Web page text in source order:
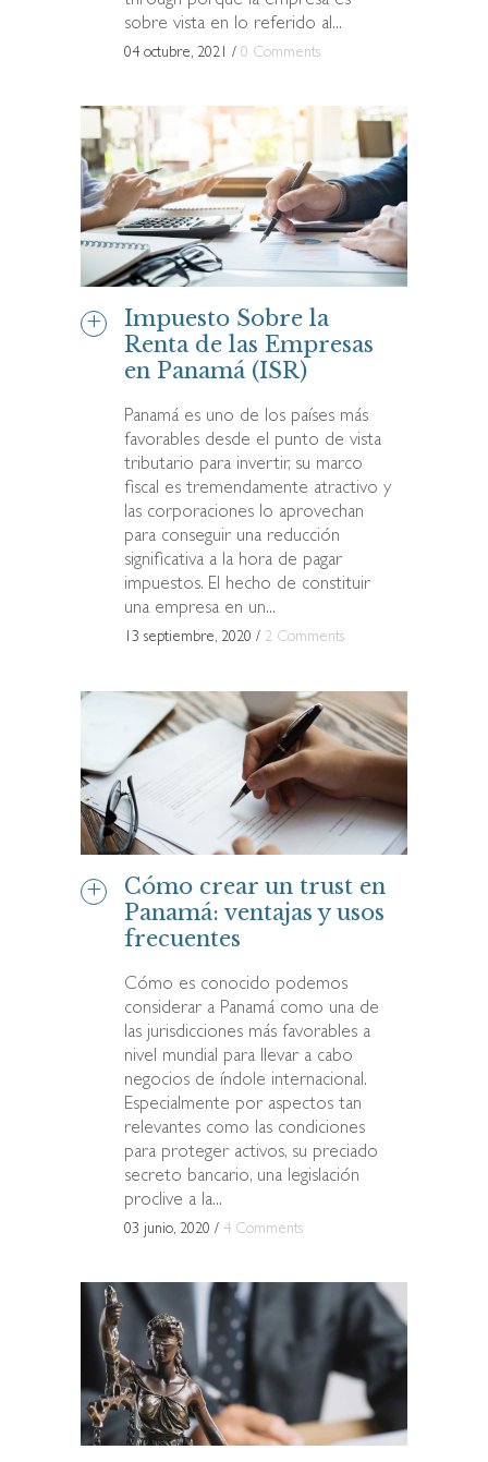
sobre vista en lo referido al...
04 octubre, 2021 / 0 Comments
Impuesto Sobre la
Renta de las Empresas
en Panamá (ISR)
Panamá es uno de los países más
favorables desde el punto de vista
tributario para invertir, su marco
fiscal es tremendamente atractivo y
las corporaciones lo aprovechan
para conseguir una reducción
significativa a la hora de pagar
impuestos. El hecho de constituir
una empresa en un...
13 septiembre, 2020 / 2 Comments
Cómo crear un trust en
Panamá: ventajas y usos
frecuentes
Cómo es conocido podemos
considerar a Panamá como una de
las jurisdicciones más favorables a
nivel mundial para llevar a cabo
negocios de índole internacional.
Especialmente por aspectos tan
relevantes como las condiciones
para proteger activos, su preciado
secreto bancario, una legislación
proclive a la...
03 junio, 2020 / 4 Comments